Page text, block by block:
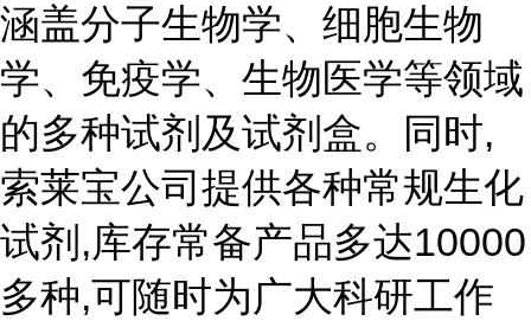
涵盖分子生物学、细胞生物
学、免疫学、生物医学等领域
的多种试剂及试剂盒。同时,
索莱宝公司提供各种常规生化
试剂,库存常备产品多达10000
多种,可随时为广大科研工作